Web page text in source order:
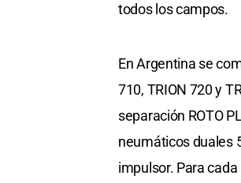
todos los campos.
En Argentina se
710, TRION 720 y
separación ROTO
neumáticos duales
impulsor. Para cada